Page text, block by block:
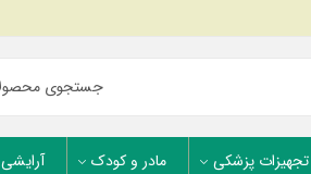
تجهیزات پزشکی مادر و کودک آرایشی